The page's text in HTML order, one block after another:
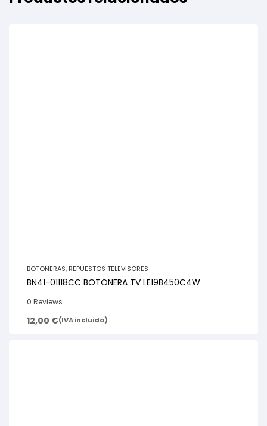
BOTONERAS, REPUESTOS TELEVISORES
BN41-01118CC BOTONERA TV LE19B450C4W
0 Reviews
12,00 €(IVA incluido)